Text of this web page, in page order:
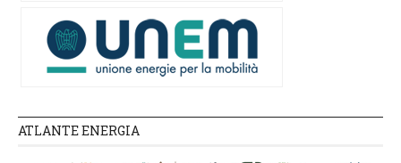
ATLANTE ENERGIA